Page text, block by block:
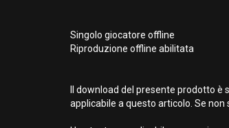
Singolo giocatore offline
Riproduzione offline abilitata
Il download del presente prodotto
applicabile a questo articolo. Se